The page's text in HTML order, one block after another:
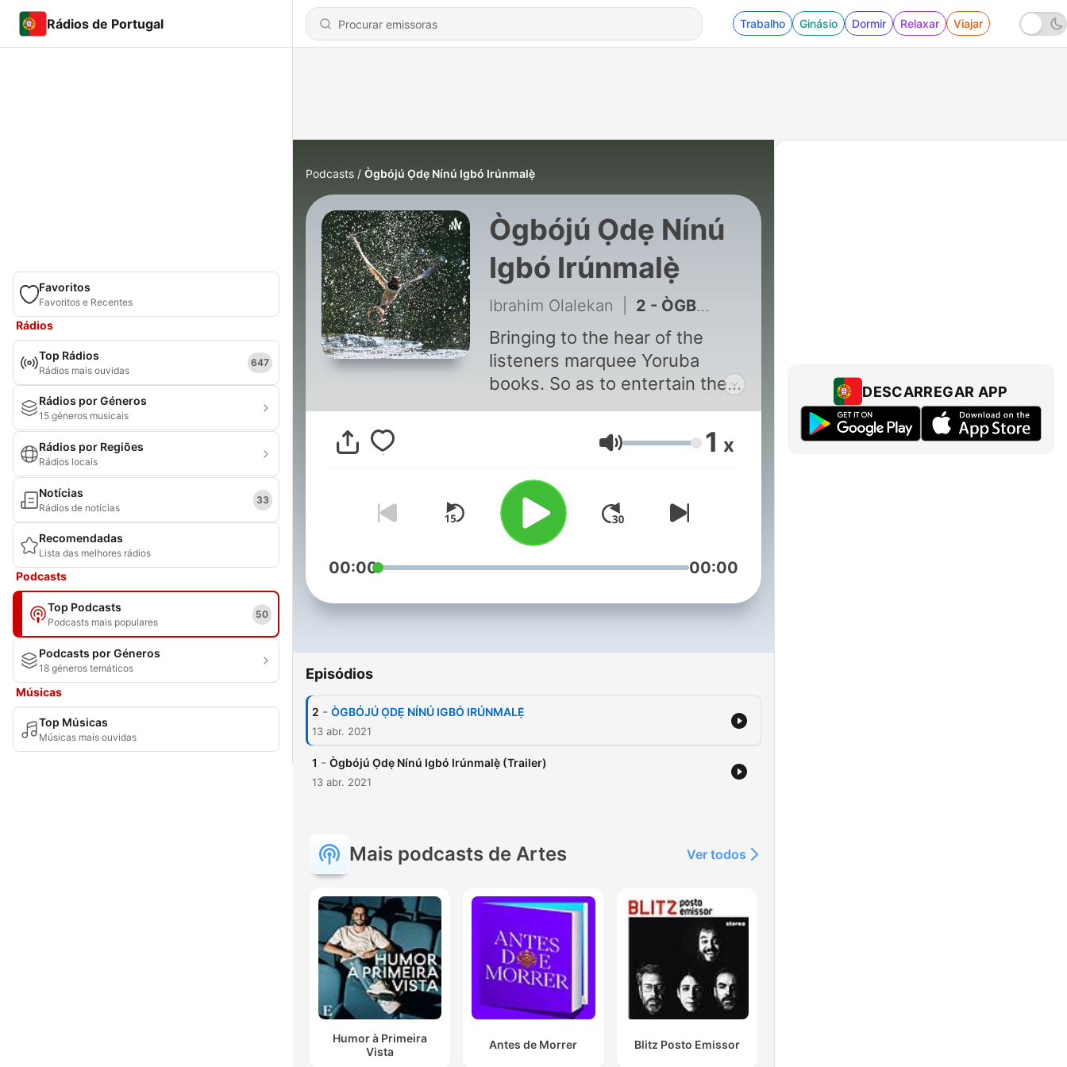
Rádios de Portugal Trabalho Ginásio Dormir Relaxar Viajar
Favoritos
Favoritos e Recentes
Rádios
Top Rádios
Rádios mais ouvidas
647
Rádios por Géneros
15 géneros musicais
Rádios por Regiões
Rádios locais
Notícias
Rádios de notícias
33
Recomendadas
Lista das melhores rádios
Podcasts
Top Podcasts
Podcasts mais populares
50
Podcasts por Géneros
18 géneros temáticos
Músicas
Top Músicas
Músicas mais ouvidas
Podcasts Ògbójú Ọdẹ Nínú Igbó Irúnmalẹ̀
Ògbójú Ọdẹ Nínú
Igbó Irúnmalẹ̀
Ibrahim Olalekan 2 - ÒGBÓJÚ ỌDẸ NÍNÚ IGBÓ IRÚNMALẸ̀
Bringing to the hear of the
listeners marquee Yoruba
books. So as to entertain the
listeners, educate and inform
Volume 1 x
00:00 00:00
Episódios
2 - ÒGBÓJÚ ỌDẸ NÍNÚ IGBÓ IRÚNMALẸ̀
13 abr. 2021
1 - Ògbójú Ọdẹ Nínú Igbó Irúnmalẹ̀ (Trailer)
13 abr. 2021
Mais podcasts de Artes Ver todos
Humor à Primeira
Vista
Antes de Morrer Blitz Posto Emissor
DESCARREGAR APP